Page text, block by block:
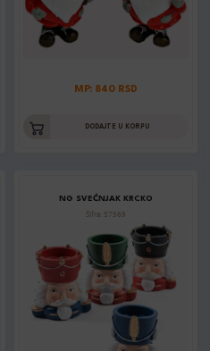
MP: 840 RSD
DODAJTE U KORPU
NG SVEĆNJAK KRCKO
Šifra: 57569